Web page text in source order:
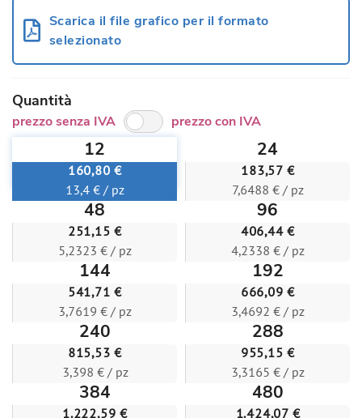
Scarica il file grafico per il formato
selezionato
Quantità
prezzo senza IVA prezzo con IVA
12
160,80 €
13,4 € / pz
24
183,57 €
7,6488 € / pz
48
251,15 €
5,2323 € / pz
96
406,44 €
4,2338 € / pz
144
541,71 €
3,7619 € / pz
192
666,09 €
3,4692 € / pz
240
815,53 €
3,398 € / pz
288
955,15 €
3,3165 € / pz
384
1.222,59 €
480
1.424,07 €